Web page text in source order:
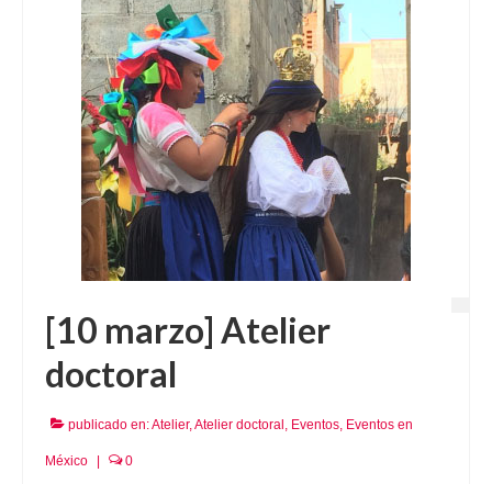
[10 marzo] Atelier
doctoral
publicado en:Atelier,Atelier doctoral , Eventos, Eventos en
México 0